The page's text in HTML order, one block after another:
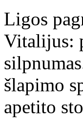
Ligos
Vitalijus:
šlapimo
apetito